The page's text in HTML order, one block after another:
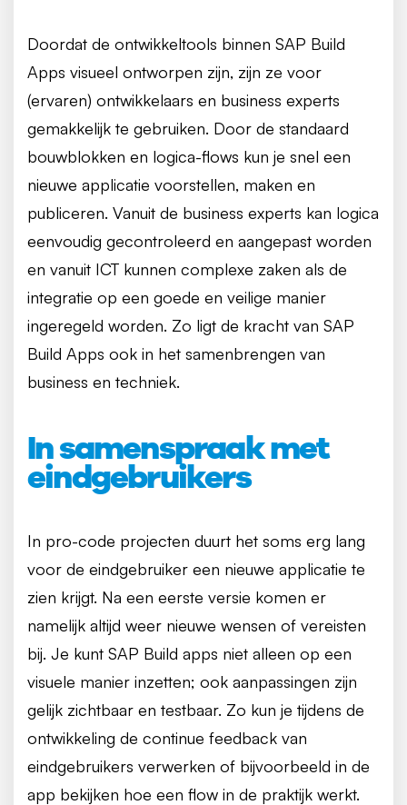
Doordat de ontwikkeltools binnen SAP Build
Apps visueel ontworpen zijn, zijn ze voor
(ervaren) ontwikkelaars en business experts
gemakkelijk te gebruiken. Door de standaard
bouwblokken en logica-flows kun je snel een
nieuwe applicatie voorstellen, maken en
publiceren. Vanuit de business experts kan logica
eenvoudig gecontroleerd en aangepast worden
en vanuit ICT kunnen complexe zaken als de
integratie op een goede en veilige manier
ingeregeld worden. Zo ligt de kracht van SAP
Build Apps ook in het samenbrengen van
business en techniek.
In samenspraak met
eindgebruikers
In pro-code projecten duurt het soms erg lang
voor de eindgebruiker een nieuwe applicatie te
zien krijgt. Na een eerste versie komen er
namelijk altijd weer nieuwe wensen of vereisten
bij. Je kunt SAP Build apps niet alleen op een
visuele manier inzetten; ook aanpassingen zijn
gelijk zichtbaar en testbaar. Zo kun je tijdens de
ontwikkeling de continue feedback van
eindgebruikers verwerken of bijvoorbeeld in de
app bekijken hoe een flow in de praktijk werkt.